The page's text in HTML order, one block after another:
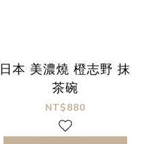
日本 美濃燒 橙志野 抹
茶碗
NT$880